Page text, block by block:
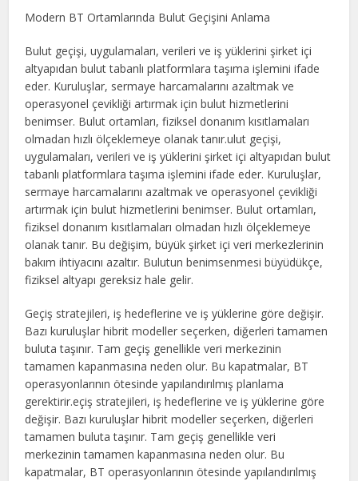
Modern BT Ortamlarında Bulut Geçişini Anlama
Bulut geçişi, uygulamaları, verileri ve iş yüklerini şirket içi
altyapıdan bulut tabanlı platformlara taşıma işlemini ifade
eder. Kuruluşlar, sermaye harcamalarını azaltmak ve
operasyonel çevikliği artırmak için bulut hizmetlerini
benimser. Bulut ortamları, fiziksel donanım kısıtlamaları
olmadan hızlı ölçeklemeye olanak tanır.ulut geçişi,
uygulamaları, verileri ve iş yüklerini şirket içi altyapıdan bulut
tabanlı platformlara taşıma işlemini ifade eder. Kuruluşlar,
sermaye harcamalarını azaltmak ve operasyonel çevikliği
artırmak için bulut hizmetlerini benimser. Bulut ortamları,
fiziksel donanım kısıtlamaları olmadan hızlı ölçeklemeye
olanak tanır. Bu değişim, büyük şirket içi veri merkezlerinin
bakım ihtiyacını azaltır. Bulutun benimsenmesi büyüdükçe,
fiziksel altyapı gereksiz hale gelir.
Geçiş stratejileri, iş hedeflerine ve iş yüklerine göre değişir.
Bazı kuruluşlar hibrit modeller seçerken, diğerleri tamamen
buluta taşınır. Tam geçiş genellikle veri merkezinin
tamamen kapanmasına neden olur. Bu kapatmalar, BT
operasyonlarının ötesinde yapılandırılmış planlama
gerektirir.eçiş stratejileri, iş hedeflerine ve iş yüklerine göre
değişir. Bazı kuruluşlar hibrit modeller seçerken, diğerleri
tamamen buluta taşınır. Tam geçiş genellikle veri
merkezinin tamamen kapanmasına neden olur. Bu
kapatmalar, BT operasyonlarının ötesinde yapılandırılmış